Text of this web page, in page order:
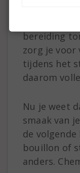
bereiding
zorg je voor
tijdens het
daarom
Nu je weet
smaak van
de
bouillon of
anders.